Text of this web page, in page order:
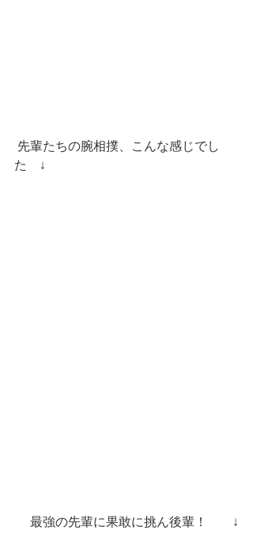
た　↓
最強の先輩に果敢に挑ん後輩！　　↓